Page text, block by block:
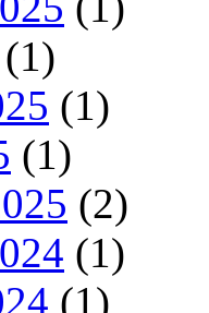
(1)
(1)
(1)
(2)
(1)
(1)